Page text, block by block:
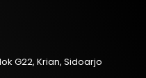
G22, Krian, Sidoarjo